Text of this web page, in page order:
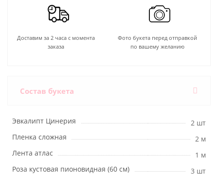
Доставим за 2 часа с момента
заказа
Фото букета перед отправкой
по вашему желанию
Состав букета
Эвкалипт Цинерия
2 шт
Пленка сложная
2 м
Лента атлас
1 м
Роза кустовая пионовидная (60 см)
3 шт